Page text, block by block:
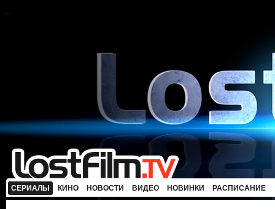
СЕРИАЛЫ КИНО НОВОСТИ ВИДЕО НОВИНКИ РАСПИСАНИЕ